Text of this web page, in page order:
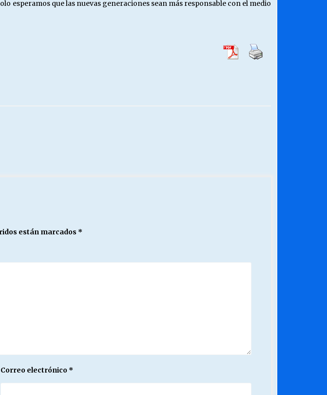
esperamos que las nuevas generaciones sean más responsable con el medio
están marcados *
Correo electrónico *